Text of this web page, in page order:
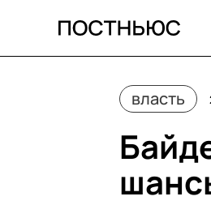
власть